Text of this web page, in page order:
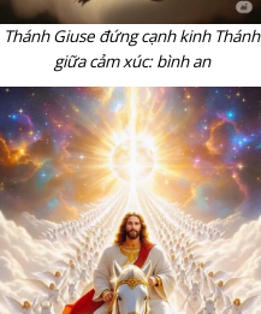
Thánh Giuse đứng cạnh kinh Thánh
giữa cảm xúc: bình an